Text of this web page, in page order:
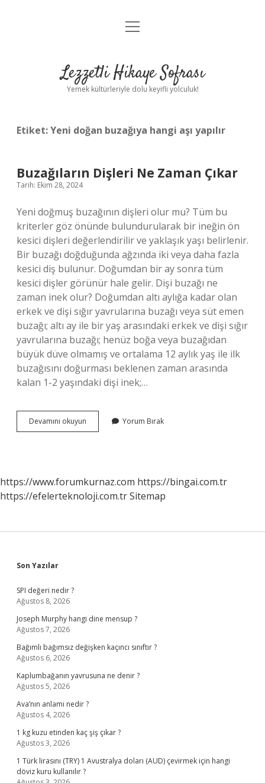
Anasayfa
Yasal Uyarı
menüyü
Lezzetli Hikaye Sofrası
Yemek kültürleriyle dolu keyifli yolculuk!
Etiket:Yeni doğan buzağıya hangi aşı yapılır
Buzağıların Dişleri Ne Zaman Çıkar
Tarih: Ekim 28, 2024
Yeni doğmuş buzağının dişleri olur mu? Tüm bu
kriterler göz önünde bulundurularak bir ineğin ön
kesici dişleri değerlendirilir ve yaklaşık yaşı belirlenir.
Bir buzağı doğduğunda ağzında iki veya daha fazla
kesici diş bulunur. Doğumdan bir ay sonra tüm
kesici dişler görünür hale gelir. Dişi buzağı ne
zaman inek olur? Doğumdan altı aylığa kadar olan
erkek ve dişi sığır yavrularına buzağı veya süt emen
buzağı; altı ay ile bir yaş arasındaki erkek ve dişi sığır
yavrularına buzağı; henüz boğa veya buzağıdan
büyük düve olmamış ve ortalama 12 aylık yaş ile ilk
buzağısını doğurması beklenen zaman arasında
kalan 1-2 yaşındaki dişi inek;…
Devamını okuyun Buzağıların
Dişleri
Yorum Bırak
https://www.forumkurnaz.com https://bingai.com.tr
https://efelerteknoloji.com.trSitemap
Sidebar
Son Yazılar
SPI değeri nedir ?
Ağustos 8, 2026
Joseph Murphy hangi dine mensup ?
Ağustos 7, 2026
Bağımlı bağımsız değişken kaçıncı sınıftır ?
Ağustos 6, 2026
Kaplumbağanın yavrusuna ne denir ?
Ağustos 5, 2026
Ava’nın anlamı nedir ?
Ağustos 4, 2026
1 kg kuzu etinden kaç şiş çıkar ?
Ağustos 3, 2026
1 Türk lirasını (TRY) 1 Avustralya doları (AUD) çevirmek için hangi
döviz kuru kullanılır ?